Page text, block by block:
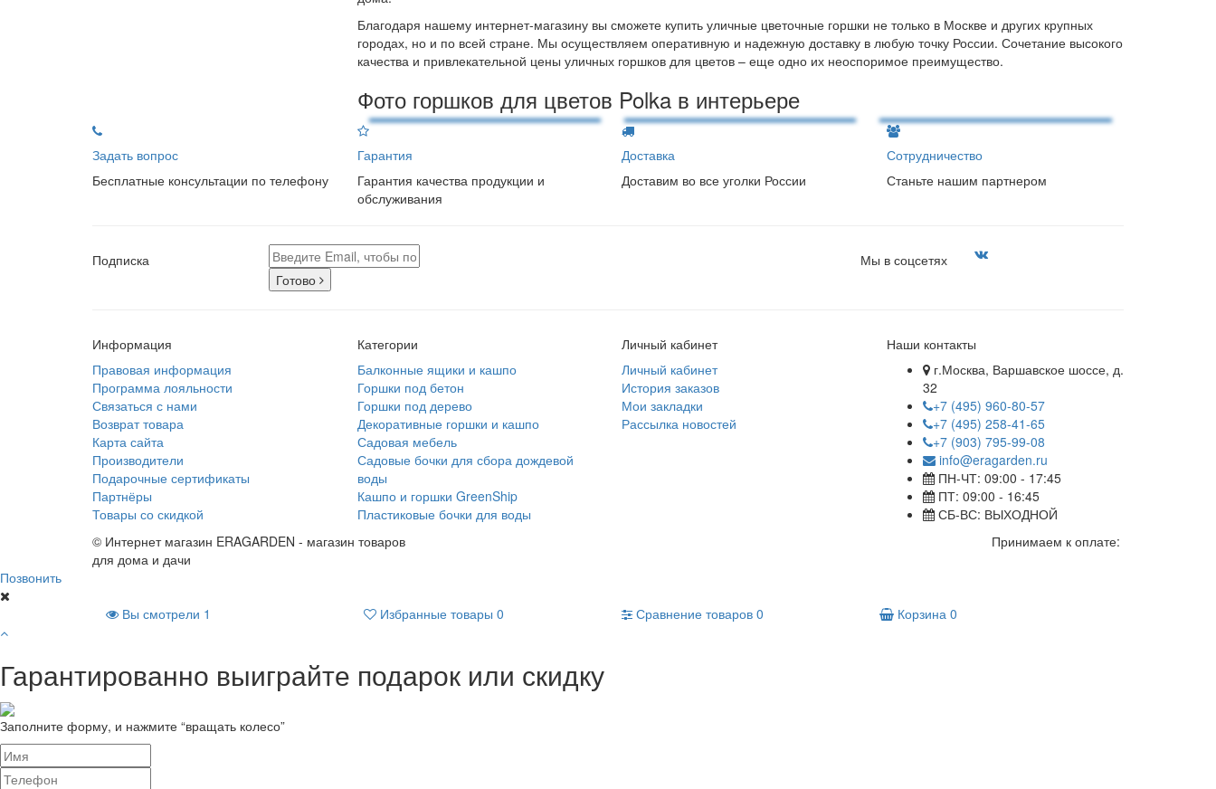
Благодаря нашему интернет-магазину вы сможете купить уличные цветочные горшки не только в Москве и других крупных
городах, но и по всей стране. Мы осуществляем оперативную и надежную доставку в любую точку России. Сочетание высокого
качества и привлекательной цены уличных горшков для цветов – еще одно их неоспоримое преимущество.
Фото горшков для цветов Polka в интерьере
Задать вопрос
Бесплатные консультации по телефону
Гарантия
Гарантия качества продукции и
обслуживания
Доставка
Доставим во все уголки России
Сотрудничество
Станьте нашим партнером
Подписка
Готово
Мы в соцсетях
Информация
Правовая информация
Программа лояльности
Связаться с нами
Возврат товара
Карта сайта
Производители
Подарочные сертификаты
Партнёры
Товары со скидкой
Категории
Балконные ящики и кашпо
Горшки под бетон
Горшки под дерево
Декоративные горшки и кашпо
Садовая мебель
Садовые бочки для сбора дождевой
воды
Кашпо и горшки GreenShip
Пластиковые бочки для воды
Личный кабинет
Личный кабинет
История заказов
Мои закладки
Рассылка новостей
Наши контакты
г.Москва, Варшавское шоссе, д.
32
+7 (495) 960-80-57
+7 (495) 258-41-65
+7 (903) 795-99-08
info@eragarden.ru
ПН-ЧТ: 09:00 - 17:45
ПТ: 09:00 - 16:45
СБ-ВС: ВЫХОДНОЙ
© Интернет магазин ERAGARDEN - магазин товаров
для дома и дачи
Принимаем к оплате:
Позвонить
Вы смотрели 1 Избранные товары 0 Сравнение товаров 0 Корзина 0
Гарантированно выиграйте подарок или скидку
Заполните форму, и нажмите “вращать колесо”